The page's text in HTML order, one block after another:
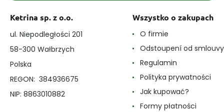
Ketrina sp. z o.o.
ul. Niepodległości 201
58-300 Wałbrzych
Polska
REGON: 384936675
NIP: 8863010882
Wszystko o zakupach
O firmie
Odstoupení od smlouvy
Regulamin
Polityka prywatności
Jak kupować?
Formy płatności